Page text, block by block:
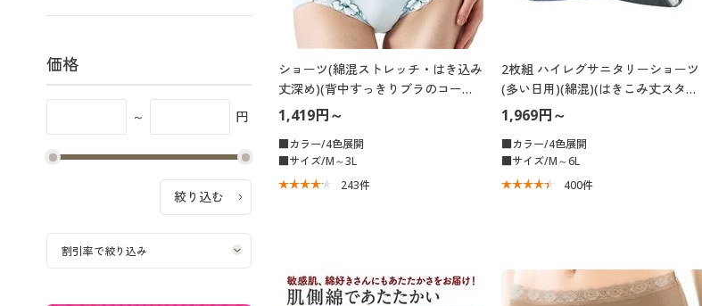
ショーツ(綿混ストレッチ・はき込み
丈深め)(背中すっきりブラのコーデ
ィネートショーツ)
1,419円～
■カラー/4色展開
■サイズ/M～3L
243件
2枚組 ハイレグサニタリーショーツ
(多い日用)(綿混)(はきこみ丈スタン
ダード)
1,969円～
■カラー/4色展開
■サイズ/M～6L
400件
価格
～ 円